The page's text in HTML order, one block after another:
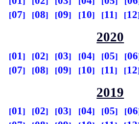
07
08 09 10 11 12
2020
01 02 03 04 05
06
07
08 09 10 11 12
2019
01 02 03 04 05
06